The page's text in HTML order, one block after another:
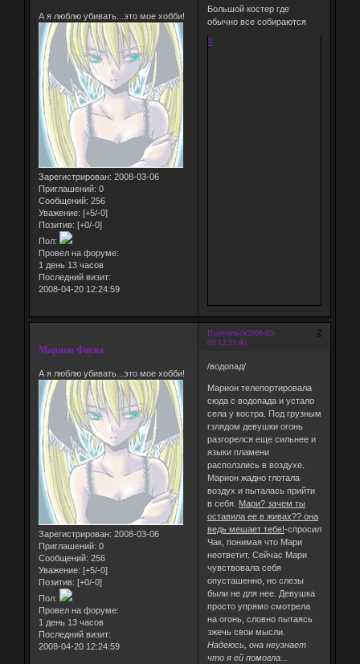
А я люблю убивать...это мое хобби!
Зарегистрирован: 2008-03-06
Приглашений: 0
Сообщений: 256
Уважение: [+5/-0]
Позитив: [+0/-0]
Пол:
Провел на форуме:
1 день 13 часов
Последний визит:
2008-04-20 12:24:59
Большой костер где
обычно все собираются
0
Поделиться 2
2008-03-
09 12:21:45
Марион Фауна
А я люблю убивать...это мое хобби!
Зарегистрирован: 2008-03-06
Приглашений: 0
Сообщений: 256
Уважение: [+5/-0]
Позитив: [+0/-0]
Пол:
Провел на форуме:
1 день 13 часов
Последний визит:
2008-04-20 12:24:59
/водопад/
Марион телепортировала
сюда с водопада и устало
села у костра. Под грузным
гзлядом девушки огонь
разгорелся еще сильнее и
языки пламени
расползлись в воздухе.
Марион жадно глотала
воздух и пыталась прийти
в себя. Мари? зачем ты
оставила ее в живах?? она
ведь мешает тебе!-спросил
Чак, понимая что Мари
неответит. Сейчас Мари
чувствовала себя
опусташенно, но слезы
были не для нее. Девушка
просто упрямо смотрела
на огонь, словно пытаясь
зжечь свои мысли.
Надеюсь, она неузнает
что я ей помогла...